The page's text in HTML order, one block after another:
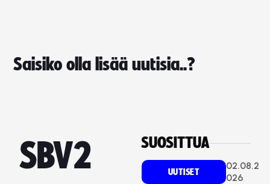
Saisiko olla lisää uutisia..?
SBV2 SUOSITTUA
UUTISET
02.08.2
026